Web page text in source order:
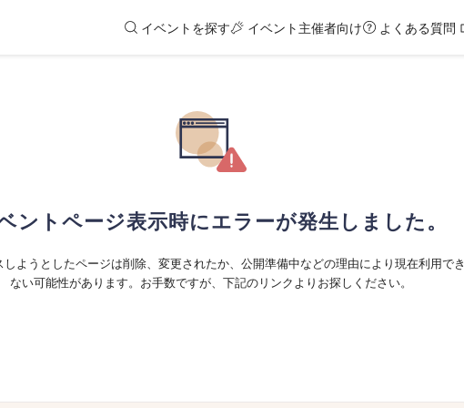
イベントを探す イベント主催者向け よくある質問
ントページ表示時にエラーが発生しました。
しようとしたページは削除、変更されたか、公開準備中などの理由により現在利用でき
ない可能性があります。お手数ですが、下記のリンクよりお探しください。